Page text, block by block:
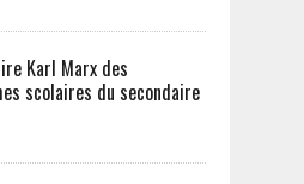
Karl Marx des
scolaires du secondaire